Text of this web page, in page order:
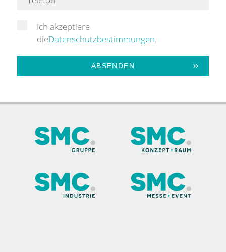
Ich akzeptiere
dieDatenschutzbestimmungen.